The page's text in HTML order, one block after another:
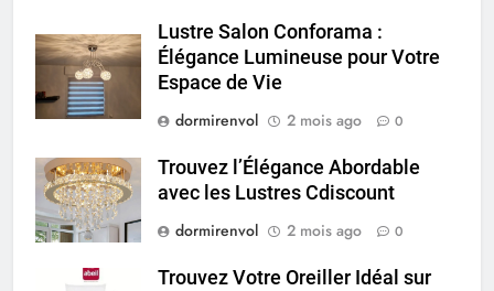
Lustre Salon Conforama :
Élégance Lumineuse pour Votre
Espace de Vie
dormirenvol
2 mois ago 0
Trouvez l’Élégance Abordable
avec les Lustres Cdiscount
dormirenvol
2 mois ago 0
Trouvez Votre Oreiller Idéal sur